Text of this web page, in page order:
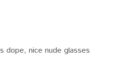
dope, nice nude glasses